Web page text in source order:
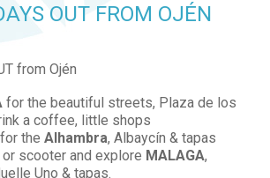
OUT FROM OJÉN
from Ojén
for the beautiful streets, Plaza de los
a coffee, little shops
for the Alhambra, Albaycín & tapas
scooter and explore MALAGA,
Uno & tapas.